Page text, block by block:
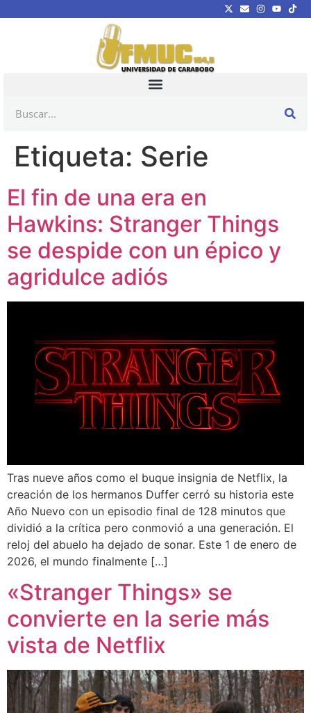
Etiqueta: Serie
El fin de una era en
Hawkins: Stranger Things
se despide con un épico y
agridulce adiós
Tras nueve años como el buque insignia de Netflix, la
creación de los hermanos Duffer cerró su historia este
Año Nuevo con un episodio final de 128 minutos que
dividió a la crítica pero conmovió a una generación. El
reloj del abuelo ha dejado de sonar. Este 1 de enero de
2026, el mundo finalmente […]
«Stranger Things» se
convierte en la serie más
vista de Netflix